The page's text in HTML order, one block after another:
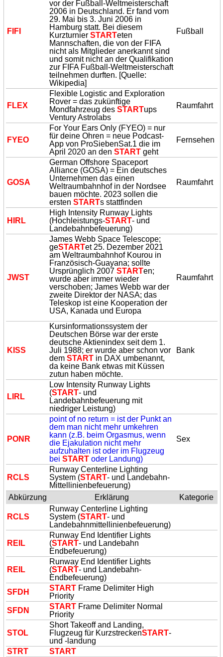
FIFI
vor der Fußball-Weltmeisterschaft
2006 in Deutschland. Er fand vom
29. Mai bis 3. Juni 2006 in
Hamburg statt. Bei diesem
KurzturnierSTARTeten
Mannschaften, die von der FIFA
nicht als Mitglieder anerkannt sind
und somit nicht an der Qualifikation
zur FIFA Fußball-Weltmeisterschaft
teilnehmen durften. [Quelle:
Wikipedia]
Fußball
FLEX
Flexible Logistic and Exploration
Rover = das zukünftige
Mondfahrzeug desSTARTups
Ventury Astrolabs
Raumfahrt
FYEO
For Your Ears Only (FYEO) = nur
für deine Ohren = neue Podcast-
App von ProSiebenSat.1 die im
April 2020 an denSTART geht
Fernsehen
GOSA
German Offshore Spaceport
Alliance (GOSA) = Ein deutsches
Unternehmen das einen
Weltraumbahnhof in der Nordsee
bauen möchte. 2023 sollen die
erstenSTARTs stattfinden
Raumfahrt
HIRL
High Intensity Runway Lights
(Hochleistungs-START- und
Landebahnbefeuerung)
JWST
James Webb Space Telescope;
geSTARTet 25. Dezember 2021
am Weltraumbahnhof Kourou in
Französisch-Guayana; sollte
Ursprünglich 2007STARTen;
wurde aber immer wieder
verschoben; James Webb war der
zweite Direktor der NASA; das
Teleskop ist eine Kooperation der
USA, Kanada und Europa
Raumfahrt
KISS
Kursinformationssystem der
Deutschen Börse war der erste
deutsche Aktienindex seit dem 1.
Juli 1988; er wurde aber schon vor
demSTART in DAX umbenannt,
da keine Bank etwas mit Küssen
zutun haben möchte.
Bank
LIRL
Low Intensity Runway Lights
(START- und
Landebahnbefeuerung mit
niedriger Leistung)
PONR
point of no return = ist der Punkt an
dem man nicht mehr umkehren
kann (z.B. beim Orgasmus, wenn
die Ejakulation nicht mehr
aufzuhalten ist oder im Flugzeug
beiSTART oder Landung)
Sex
RCLS
Runway Centerline Lighting
System (START- und Landebahn-
Mittellinienbefeuerung)
Abkürzung
Erklärung Kategorie
RCLS
Runway Centerline Lighting
System (START- und
Landebahnmittellinienbefeuerung)
REIL
Runway End Identifier Lights
(START- und Landebahn
Endbefeuerung)
REIL
Runway End Identifier Lights
(START- und Landebahn-
Endbefeuerung)
SFDH
START Frame Delimiter High
Priority
SFDN
START Frame Delimiter Normal
Priority
STOL
Short Takeoff and Landing,
Flugzeug für KurzstreckenSTART-
und -landung
STRT
START